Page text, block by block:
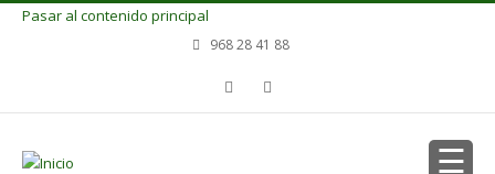
Pasar al contenido principal
968 28 41 88